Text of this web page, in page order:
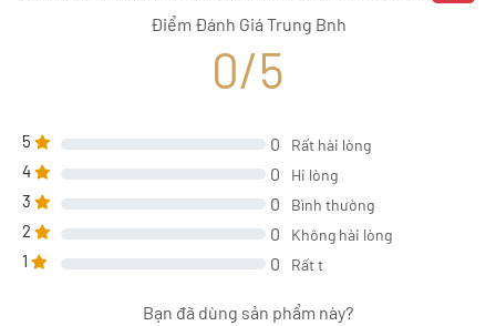
Điểm Đánh Giá Trung Bnh
0/5
5 0 Rất hài lòng
4 0 Hi lòng
3 0 Bình thường
2 0 Không hài lòng
1 0 Rất t
Bạn đã dùng sản phẩm này?